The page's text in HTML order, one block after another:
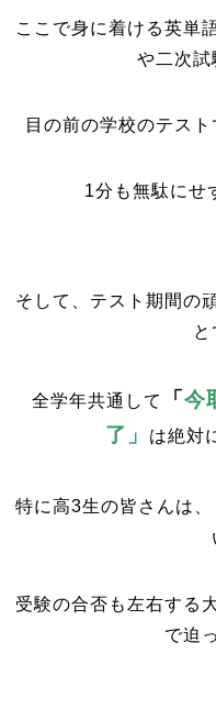
ここで身に着ける英単
や二次試
目の前の学校のテス
1分も無駄にせ
そして、テスト期間の
と
全学年共通して 「 今
了」
は絶対
特に高3生の皆さんは、
受験の合否も左右する
で迫